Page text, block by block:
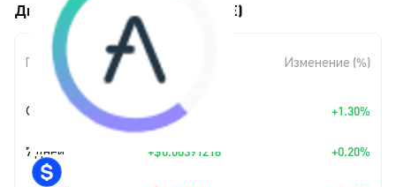
Движения цены cAAVE (CAAVE)
Период
Изменение
суммы
Изменение (%)
Сегодня $0.025153 +1.30%
7 дней +$0.00391218 +0.20%